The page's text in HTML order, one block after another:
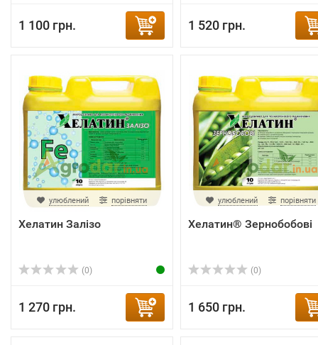
1 100 грн. 1 520 грн.
улюблений порівняти
Хелатин Залізо
(0)
1 270 грн.
улюблений порівняти
Хелатин® Зернобобові
(0)
1 650 грн.